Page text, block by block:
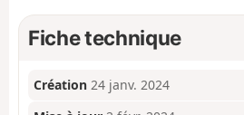
Fiche technique
Création 24 janv. 2024